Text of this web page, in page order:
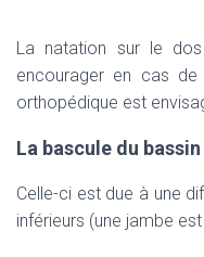
La natation sur le
encourager en cas
orthopédique est
La bascule du bassin
Celle-ci est due à une
inférieurs (une jambe